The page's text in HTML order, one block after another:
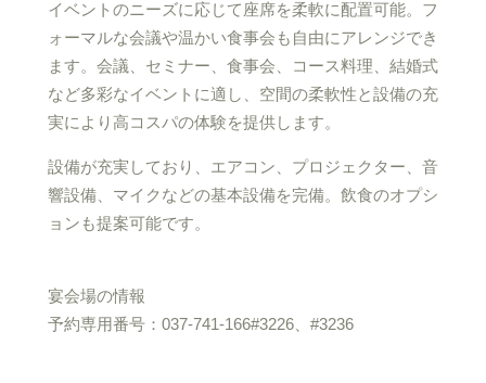
イベントのニーズに応じて座席を柔軟に配置可能。フ
ォーマルな会議や温かい食事会も自由にアレンジでき
ます。会議、セミナー、食事会、コース料理、結婚式
など多彩なイベントに適し、空間の柔軟性と設備の充
実により高コスパの体験を提供します。
設備が充実しており、エアコン、プロジェクター、音
響設備、マイクなどの基本設備を完備。飲食のオプシ
ョンも提案可能です。
宴会場の情報
予約専用番号：037-741-166#3226、#3236